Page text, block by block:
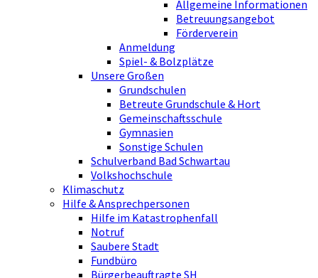
Allgemeine Informationen
Betreuungsangebot
Förderverein
Anmeldung
Spiel- & Bolzplätze
Unsere Großen
Grundschulen
Betreute Grundschule & Hort
Gemeinschaftsschule
Gymnasien
Sonstige Schulen
Schulverband Bad Schwartau
Volkshochschule
Klimaschutz
Hilfe & Ansprechpersonen
Hilfe im Katastrophenfall
Notruf
Saubere Stadt
Fundbüro
Bürgerbeauftragte SH